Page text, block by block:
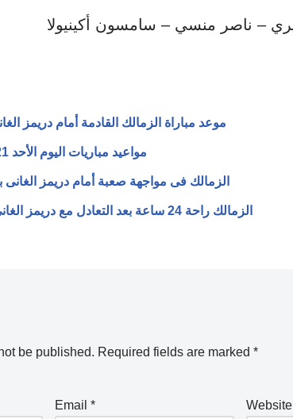
موعد مباراة الزمالك القادمة أمام دريمز
مواعيد مباريات اليوم الأحد 21 – 4 – 2024 والقنوات الناقلة
الزمالك فى مواجهة صعبة أمام دريمز الغانى
الزمالك راحة 24 ساعة بعد التعادل مع دريمز الغانى فى نصف نهائى الكونفدرالية
be published. Required fields are marked *
Email * Website